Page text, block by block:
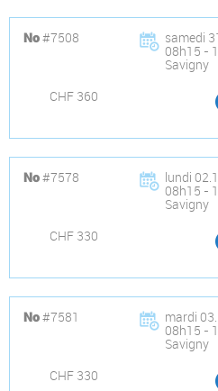
No#7508 samedi
08h15 -
Savigny
CHF 360
No#7578 lundi
08h15 -
Savigny
CHF 330
No#7581 mardi
08h15 -
Savigny
CHF 330